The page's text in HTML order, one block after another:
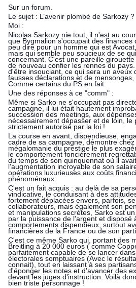
Sur un forum.
Le sujet : L’avenir plombé de Sarkozy ?
Moi :
Nicolas Sarkozy nie tout, il n'est au
que Bygmalion s'occupait des finances
peu dire pour un homme qui est
mais qui semble peu soucieux de se
concernant. C'est une pareille
de nouveau confier les rennes du
d'être insouciant, ce qui sera un aveux
fausses déclarations et de mensonges,
Comme certains du PS en fait.
Une des réponses à ce "comm" :
Même si Sarko ne s'occupait pas
campagne, il lui était hautement
succession des meetings, aux
nécessairement dépasser et de loin, le
strictement autorisé par la loi !
La course en avant, dispendieuse,
cadre de sa campagne, démontre
mégalomanie du prestige le plus
le comportement foncièrement
du temps de son quinquennat où il
l'augmentation incroyable de son
opérations luxurieuses aux coûts
phénoménaux.
C'est un fait acquis : au delà de sa
vindicative, le conduisant à des
fortement déplacées envers, parfois,
collaborateurs, mais également son
et manipulations secrètes, Sarko est
par la puissance de l'argent et disposé
comportements dispendieux, surtout
financières de la France ou de son
C'est ce même Sarko qui, portant des
Breitling à 20 000 euros ( comme
parfaitement capable de se lancer
électorales somptuaires (Avec le
connait), tout en laissant à ses
d'éponger les notes et d'avancer des
devant les juges d'instruction. Voilà
bien triste personnage !